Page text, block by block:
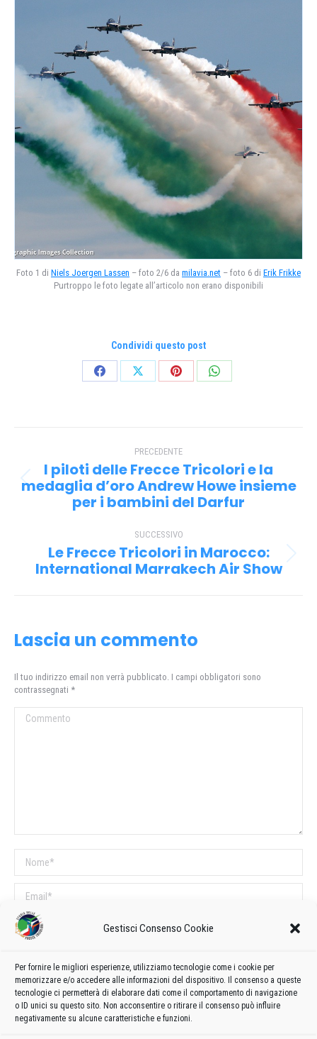
Gestisci Consenso Cookie
Per fornire le migliori esperienze, utilizziamo tecnologie come i cookie per
memorizzare e/o accedere alle informazioni del dispositivo. Il consenso a queste
tecnologie ci permetterà di elaborare dati come il comportamento di navigazione
o ID unici su questo sito. Non acconsentire o ritirare il consenso può influire
negativamente su alcune caratteristiche e funzioni.
Foto 1 di Niels Joergen Lassen – foto 2/6 da milavia.net – foto 6 di Erik Frikke
Purtroppo le foto legate all’articolo non erano disponibili
Condividi questo post
CondividiCondividiCondividiCondividi
tra PRECEDENTE
Post
precedente:
I piloti delle Frecce Tricolori e la
medaglia d’oro Andrew Howe insieme
per i bambini del Darfur
SUCCESSIVO
Prossimo
post:
Le Frecce Tricolori in Marocco:
International Marrakech Air Show
Lascia un commento
Il tuo indirizzo email non verrà pubblicato. I campi obbligatori sono
contrassegnati *
Commento
Nome *
Email *
Sito web
COMMENTI SUL POST
Questo sito utilizza Akismet per ridurre lo spam.Scopri come vengono
elaborati i dati derivati dai commenti.